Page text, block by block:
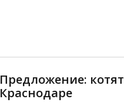
Предложение:
Краснодаре